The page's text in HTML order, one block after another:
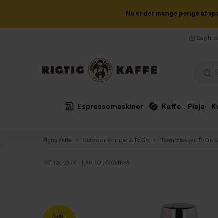
Nu er der mange penge at
Dag til
Espressomaskiner Kaffe Pleje
Rigtig Kaffe Outdoor, Kopper & To Go Termoflasker, To Go
Ref: 12q-23579 - EAN: 5010576341785
Spar